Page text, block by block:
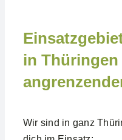
in Thüringen
Wir sind in ganz